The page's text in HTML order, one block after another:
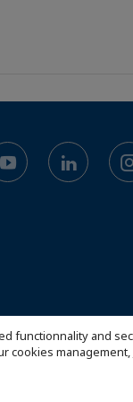
functionnality and
cookies management,